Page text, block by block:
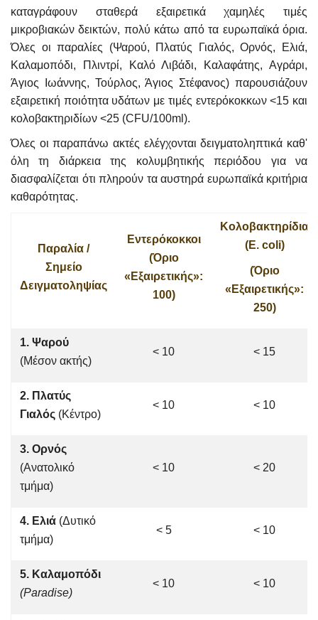
καταγράφουν σταθερά εξαιρετικά χαμηλές τιμές
μικροβιακών δεικτών, πολύ κάτω από τα ευρωπαϊκά όρια.
Όλες οι παραλίες (Ψαρού, Πλατύς Γιαλός, Ορνός, Ελιά,
Καλαμοπόδι, Πλιντρί, Καλό Λιβάδι, Καλαφάτης, Αγράρι,
Άγιος Ιωάννης, Τούρλος, Άγιος Στέφανος) παρουσιάζουν
εξαιρετική ποιότητα υδάτων με τιμές εντερόκοκκων <15 και
κολοβακτηριδίων <25 (CFU/100ml).
Όλες οι παραπάνω ακτές ελέγχονται δειγματοληπτικά καθ'
όλη τη διάρκεια της κολυμβητικής περιόδου για να
διασφαλίζεται ότι πληρούν τα αυστηρά ευρωπαϊκά κριτήρια
καθαρότητας.
Παραλία /
Σημείο
Δειγματοληψίας
Εντερόκοκκοι
(Όριο
«Εξαιρετικής»:
100)
Κολοβακτηρίδια
(E. coli)
(Όριο
«Εξαιρετικής»:
250)
1. Ψαρού
(Μέσον ακτής)
< 10 < 15
2. Πλατύς
Γιαλός (Κέντρο)
< 10 < 10
3. Ορνός
(Ανατολικό
τμήμα)
< 10 < 20
4. Ελιά (Δυτικό
τμήμα)
< 5 < 10
5. Καλαμοπόδι
(Paradise)
< 10 < 10